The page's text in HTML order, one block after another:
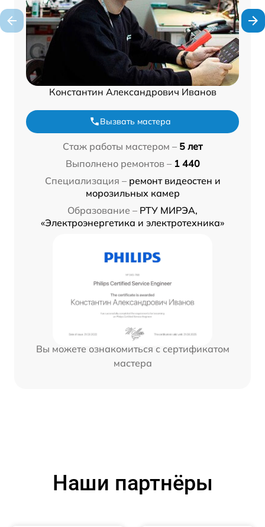
Константин Александрович Иванов
Вызвать мастера
Стаж работы мастером – 5 лет
Выполнено ремонтов – 1 440
Специализация – ремонт видеостен и
морозильных камер
Образование – РТУ МИРЭА,
«Электроэнергетика и электротехника»
Вы можете ознакомиться с сертификатом
мастера
Наши партнёры